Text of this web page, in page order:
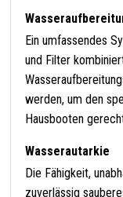
Ein umfassendes
und Filter
werden, um den
Hausbooten
Wasserautarkie
Die Fähigkeit,
zuverlässig